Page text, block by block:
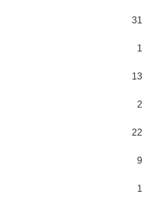
31
1
13
2
22
9
1